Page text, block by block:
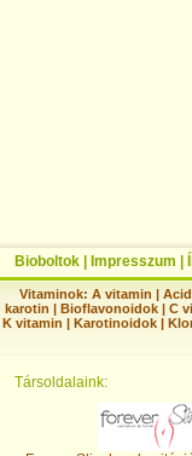
Bioboltok Impresszum
Vitaminok: A vitamin |
karotin | Bioflavonoidok | C
K vitamin | Karotinoidok |
Társoldalaink: